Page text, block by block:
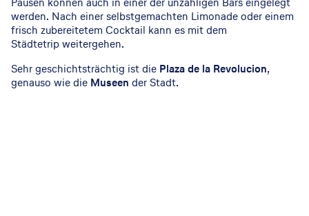
werden. Nach einer selbstgemachten Limonade oder einem
frisch zubereitetem Cocktail kann es mit dem
Städtetrip weitergehen.
Sehr geschichtsträchtig ist die Plaza de la Revolucion,
genauso wie die Museen der Stadt.